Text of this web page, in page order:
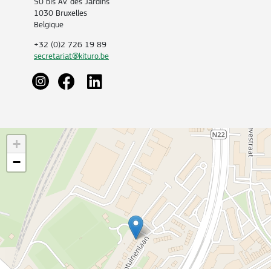
1030 Bruxelles
Belgique
+32 (0)2 726 19 89
secretariat@kituro.be
+
−